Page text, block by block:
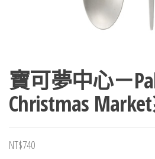
寶可夢中心－
Christmas
NT$740